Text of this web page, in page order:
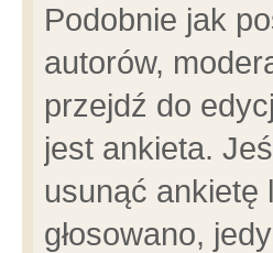
Podobnie jak
autorów,
przejdź do
jest ankieta.
usunąć ankietę
głosowano,